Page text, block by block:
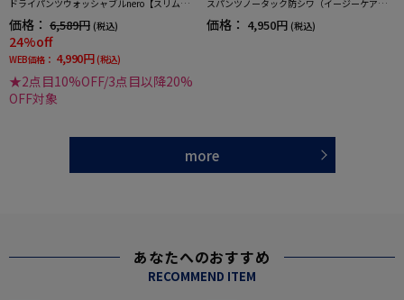
ドライパンツウォッシャブルnero【スリムデ
価格： 6,589円 (税込)
24%off
WEB価格： 4,990円 (税込)
★2点目10%OFF/3点目以降20%
OFF対象
スパンツノータック防シワ（イージーケア）
価格： 4,950円 (税込)
more
あなたへのおすすめ
RECOMMEND ITEM